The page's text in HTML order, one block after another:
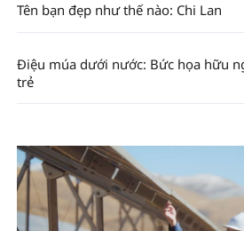
Tên bạn đẹp như thế nào: Chi Lan
Điệu múa dưới nước: Bức họa hữu
trẻ